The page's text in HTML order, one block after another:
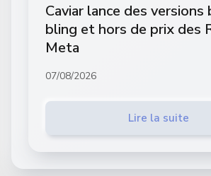
Caviar lance des versions
bling et hors de prix des
Meta
07/08/2026
Lire la suite